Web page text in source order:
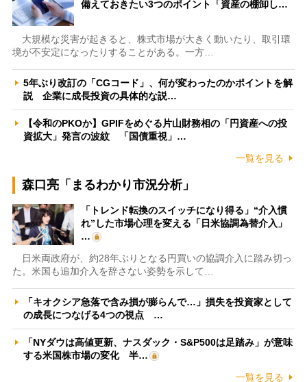
備えておきたい3つのポイント「資産の棚卸し…
大規模な災害が起きると、株式市場が大きく動いたり、取引環
境が不安定になったりすることがある。一方…
5年ぶり改訂の「CGコード」、何が変わったのかポイントを解
説 企業に成長投資の具体的な説…
【令和のPKOか】GPIFをめぐる片山財務相の「円資産への投
資拡大」発言の波紋 「国債重視」…
一覧を見る
森口亮「まるわかり市況分析」
「トレンド転換のスイッチになり得る」“介入慣
れ”した市場心理を変える「日米協調為替介入」
…
日米両政府が、約28年ぶりとなる円買いの協調介入に踏み切っ
た。米国も追加介入を辞さない姿勢を示して…
「キオクシア急落で含み損が膨らんで…」損失を投資家として
の成長につなげる4つの視点 …
「NYダウは高値更新、ナスダック・S&P500は足踏み」が意味
する米国株市場の変化 半…
一覧を見る